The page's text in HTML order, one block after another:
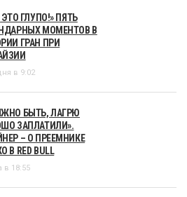
ЭТО ГЛУПО!» ПЯТЬ
МОМЕНТОВ В
ГРАН ПРИ
в 9:02
БЫТЬ, ЛАГРЮ
ЗАПЛАТИЛИ».
– О ПРЕЕМНИКЕ
В RED BULL
в 18:55